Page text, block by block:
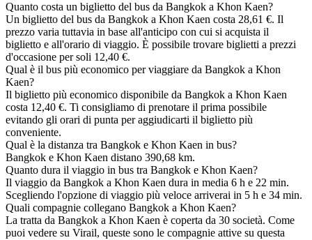
Quanto costa un biglietto del bus da Bangkok a Khon Kaen?
Un biglietto del bus da Bangkok a Khon Kaen costa 28,61 €. Il
prezzo varia tuttavia in base all'anticipo con cui si acquista il
biglietto e all'orario di viaggio. È possibile trovare biglietti a prezzi
d'occasione per soli 12,40 €.
Qual è il bus più economico per viaggiare da Bangkok a Khon
Kaen?
Il biglietto più economico disponibile da Bangkok a Khon Kaen
costa 12,40 €. Ti consigliamo di prenotare il prima possibile
evitando gli orari di punta per aggiudicarti il biglietto più
conveniente.
Qual è la distanza tra Bangkok e Khon Kaen in bus?
Bangkok e Khon Kaen distano 390,68 km.
Quanto dura il viaggio in bus tra Bangkok e Khon Kaen?
Il viaggio da Bangkok a Khon Kaen dura in media 6 h e 22 min.
Scegliendo l'opzione di viaggio più veloce arriverai in 5 h e 34 min.
Quali compagnie collegano Bangkok a Khon Kaen?
La tratta da Bangkok a Khon Kaen è coperta da 30 società. Come
puoi vedere su Virail, queste sono le compagnie attive su questa